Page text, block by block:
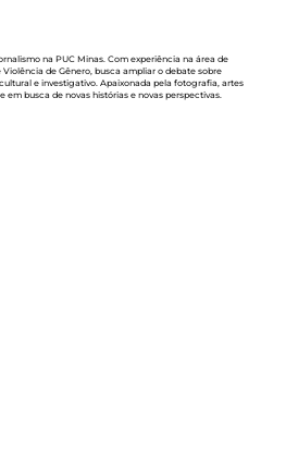
na PUC Minas. Com experiência na área de
de Gênero, busca ampliar o debate sobre
e investigativo. Apaixonada pela fotografia, artes
em busca de novas histórias e novas perspectivas.